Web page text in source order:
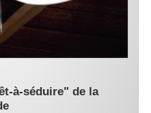
à-séduire" de la